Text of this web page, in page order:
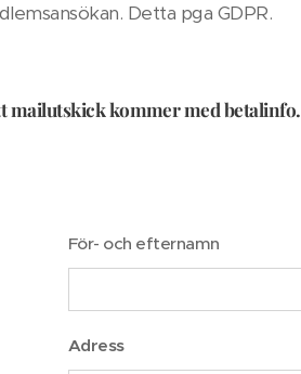
Detta pga GDPR.
mailutskick kommer med betalinfo.
För- och efternamn
Adress